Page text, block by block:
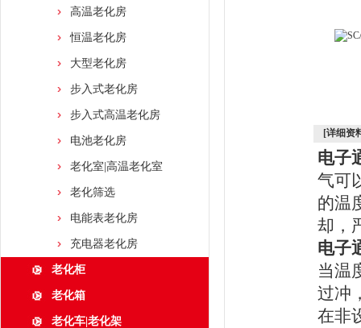
高温老化房
恒温老化房
大型老化房
步入式老化房
步入式高温老化房
电池老化房
老化室|高温老化室
老化筛选
电能表老化房
充电器老化房
老化柜
老化箱
老化车|老化架
[详细资
电子
气可
的温
却，
电子
当温
过冲
在非